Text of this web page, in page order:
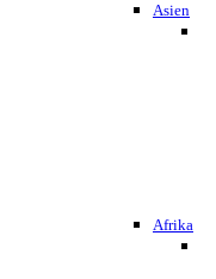
Asien
Afrika